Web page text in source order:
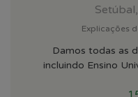
Explicações
Damos todas as
incluindo Ensino